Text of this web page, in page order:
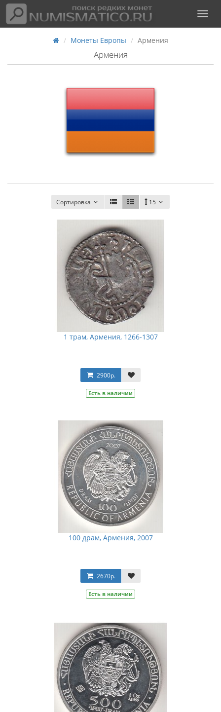
Монеты Европы Армения
Армения
Сортировка 15
1 трам, Армения, 1266-1307
2900р.
Есть в наличии
100 драм, Армения, 2007
2670р.
Есть в наличии